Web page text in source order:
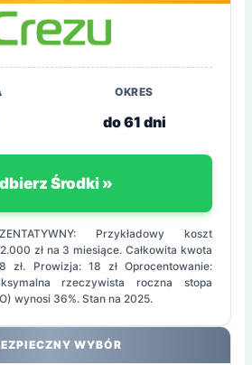
OKRES
do 61 dni
Środki »
Przykładowy koszt
zł na 3 miesiące. Całkowita kwota
zł. Prowizja: 18 zł Oprocentowanie:
rzeczywista roczna stopa
wynosi 36%. Stan na 2025.
WYBÓR